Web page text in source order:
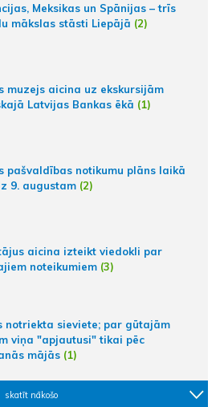
Meksikas un Spānijas – trīs
mākslas stāsti Liepājā (2)
muzejs aicina uz ekskursijām
Latvijas Bankas ēkā (1)
pašvaldības notikumu plāns laikā
9. augustam (2)
aicina izteikt viedokli par
noteikumiem (3)
notriekta sieviete; par gūtajām
viņa "apjautusi" tikai pēc
mājās (1)
skatīt nākošo